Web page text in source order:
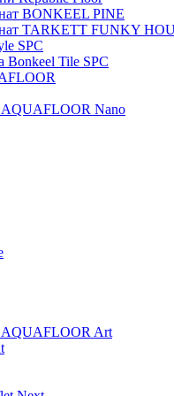
BONKEEL PINE
TARKETT FUNKY
SPC
Bonkeel Tile SPC
Nano
Art